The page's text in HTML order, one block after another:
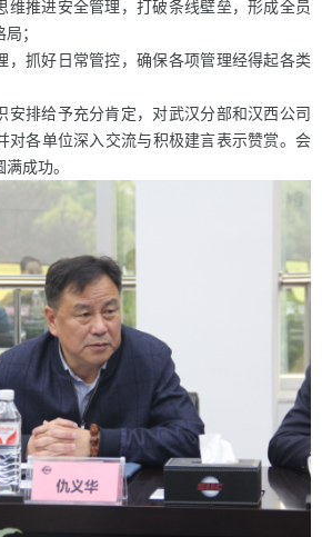
维推进安全管理，打破条线壁垒，形成全员
；
，抓好日常管控，确保各项管理经得起各类
安排给予充分肯定，对武汉分部和汉西公司
对各单位深入交流与积极建言表示赞赏。会
成功。